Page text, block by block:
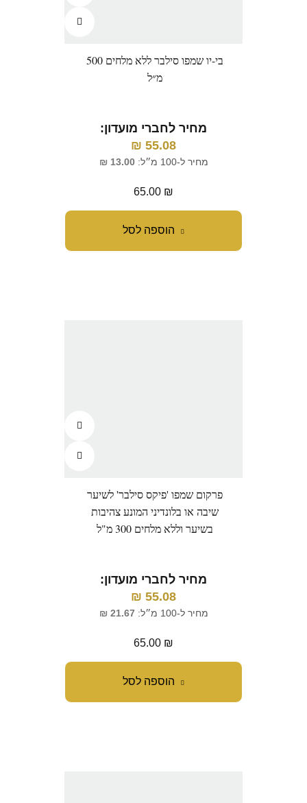
הוספה לסל
בי-יו שמפו סילבר ללא מלחים 500
מ״ל
מחיר לחברי מועדון:
55.08
₪
מחיר ל-100 מ״ל: 13.00
₪
65.00 ₪
הוספה לסל
פרקום שמפו 'פיקס סילבר' לשיער
שיבה או בלונדיני המונע צהיבות
בשיער וללא מלחים 300 מ"ל
מחיר לחברי מועדון:
55.08
₪
מחיר ל-100 מ״ל: 21.67
₪
65.00 ₪